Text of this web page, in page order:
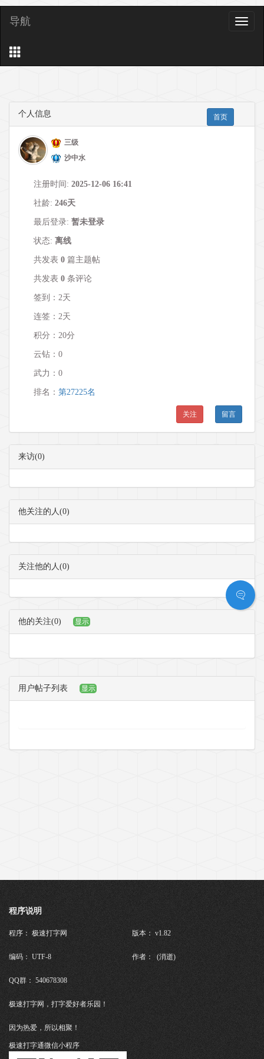
导
导航
个人信息 首页
三级
沙中水
注册时间: 2025-12-06 16:41
社龄: 246天
最后登录: 暂未登录
状态: 离线
共发表 0 篇主题帖
共发表 0 条评论
签到：2天
连签：2天
积分：20分
云钻：0
武力： 0
排名： 第27225名
留言
关注
来访(0)
他关注的人(0)
关注他的人(0)
他的关注(0) 显示
用户帖子列表 显示
程序说明
程序： 极速打字网 版本： v1.82
编码： UTF-8 作者： (消逝)
QQ群： 540678308
极速打字网，打字爱好者乐园！
因为热爱，所以相聚！
极速打字通微信小程序